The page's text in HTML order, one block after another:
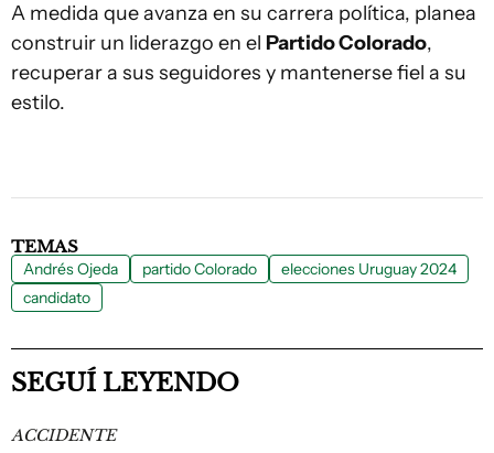
A medida que avanza en su carrera política, planea
construir un liderazgo en el Partido Colorado,
recuperar a sus seguidores y mantenerse fiel a su
estilo.
TEMAS
Andrés Ojeda partido Colorado
elecciones Uruguay 2024
candidato
SEGUÍ LEYENDO
ACCIDENTE